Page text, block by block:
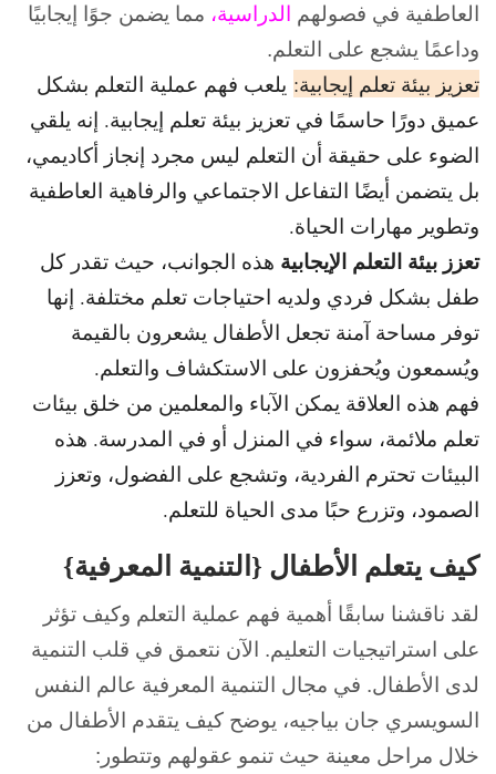
العاطفية في فصولهم الدراسية، مما يضمن جوًا إيجابيًا
وداعمًا يشجع على التعلم.
تعزيز بيئة تعلم إيجابية: يلعب فهم عملية التعلم بشكل
عميق دورًا حاسمًا في تعزيز بيئة تعلم إيجابية. إنه يلقي
الضوء على حقيقة أن التعلم ليس مجرد إنجاز أكاديمي،
بل يتضمن أيضًا التفاعل الاجتماعي والرفاهية العاطفية
وتطوير مهارات الحياة.
تعزز بيئة التعلم الإيجابية هذه الجوانب، حيث تقدر كل
طفل بشكل فردي ولديه احتياجات تعلم مختلفة. إنها
توفر مساحة آمنة تجعل الأطفال يشعرون بالقيمة
ويُسمعون ويُحفزون على الاستكشاف والتعلم.
فهم هذه العلاقة يمكن الآباء والمعلمين من خلق بيئات
تعلم ملائمة، سواء في المنزل أو في المدرسة. هذه
البيئات تحترم الفردية، وتشجع على الفضول، وتعزز
الصمود، وتزرع حبًا مدى الحياة للتعلم.
كيف يتعلم الأطفال {التنمية المعرفية}
لقد ناقشنا سابقًا أهمية فهم عملية التعلم وكيف تؤثر
على استراتيجيات التعليم. الآن نتعمق في قلب التنمية
لدى الأطفال. في مجال التنمية المعرفية عالم النفس
السويسري جان بياجيه، يوضح كيف يتقدم الأطفال من
خلال مراحل معينة حيث تنمو عقولهم وتتطور: